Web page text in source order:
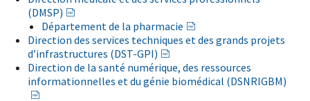
(DMSP)
Département de la pharmacie
Direction des services techniques et des grands projets
d’infrastructures (DST-GPI)
Direction de la santé numérique, des ressources
informationnelles et du génie biomédical (DSNRIGBM)